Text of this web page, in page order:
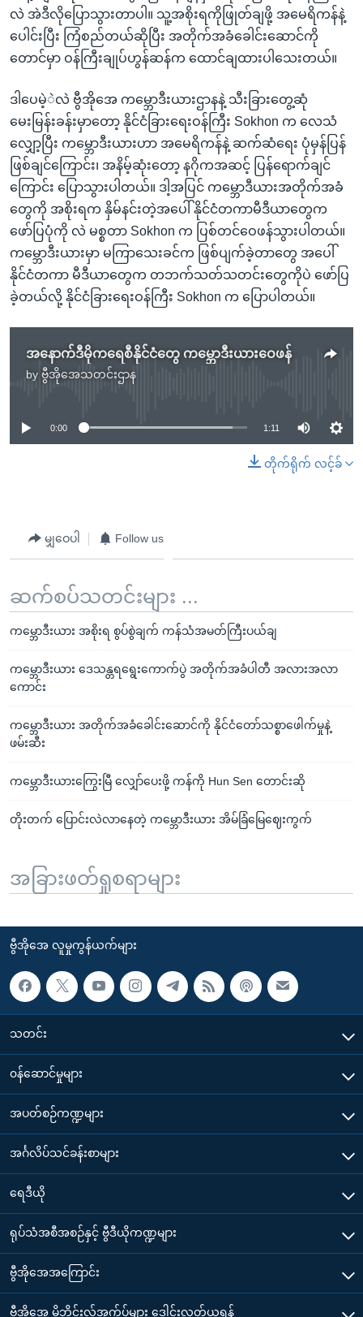
လဲ အဲဒီလိုပြောသွားတာပါ။ သူ့အစိုးရကိုဖြုတ်ချဖို့ အမေရိကန်နဲ့
ပေါင်းပြီး ကြံစည်တယ်ဆိုပြီး အတိုက်အခံခေါင်းဆောင်ကို
တောင်မှာ ဝန်ကြီးချုပ်ဟွန်ဆန်က ထောင်ချထားပါသေးတယ်။
ဒါပေမဲ့ဲလဲ ဗွီအိုအေ ကမ္ဘောဒီးယားဌာနနဲ့ သီးခြားတွေ့ဆုံ
မေးမြန်းခန်းမှာတော့ နိုင်ငံခြားရေးဝန်ကြီး Sokhon က လေသံ
လျှော့ပြီး ကမ္ဘောဒီးယားဟာ အမေရိကန်နဲ့ ဆက်ဆံရေး ပုံမှန်ပြန်
ဖြစ်ချင်ကြောင်း၊ အနိမ့်ဆုံးတော့ နဂိုကအဆင့် ပြန်ရောက်ချင်
ကြောင်း ပြောသွားပါတယ်။ ဒါ့အပြင် ကမ္ဘောဒီယားအတိုက်အခံ
တွေကို အစိုးရက နှိမ်နင်းတဲ့အပေါ် နိုင်ငံတကာမီဒီယာတွေက
ဖော်ပြပုံကို လဲ မစ္စတာ Sokhon က ပြစ်တင်ဝေဖန်သွားပါတယ်။
ကမ္ဘောဒီးယားမှာ မကြာသေးခင်က ဖြစ်ပျက်ခဲ့တာတွေ အပေါ်
နိုင်ငံတကာ မီဒီယာတွေက တဘက်သတ်သတင်းတွေကိုပဲ ဖော်ပြ
ခဲ့တယ်လို့ နိုင်ငံခြားရေးဝန်ကြီး Sokhon က ပြောပါတယ်။
အနောက်ဒီမိုကရေစီနိုင်ငံတွေ ကမ္ဘောဒီးယားဝေဖန်
by ဗွီအိုအေသတင်းဌာန
No media source currently available
0:00 1:11
တိုက်ရိုက် လင့်ခ်
မျှဝေပါ Follow us
ဆက်စပ်သတင်းများ ...
ကမ္ဘောဒီးယား အစိုးရ စွပ်စွဲချက် ကန်သံအမတ်ကြီးပယ်ချ
ကမ္ဘောဒီးယား ဒေသန္တရရွေးကောက်ပွဲ အတိုက်အခံပါတီ အလားအလာ
ကောင်း
ကမ္ဘောဒီးယား အတိုက်အခံခေါင်းဆောင်ကို နိုင်ငံတော်သစ္စာဖေါက်မှုနဲ့
ဖမ်းဆီး
ကမ္ဘောဒီးယားကြွေးမြီ လျှော်ပေးဖို့ ကန်ကို Hun Sen တောင်းဆို
တိုးတက် ပြောင်းလဲလာနေတဲ့ ကမ္ဘောဒီးယား အိမ်ခြံမြေဈေးကွက်
အခြားဖတ်ရှုစရာများ
ဗွီအိုအေ လူမှုကွန်ယက်များ
သတင်း
၀န်ဆောင်မှုများ
အပတ်စဉ်ကဏ္ဍများ
အင်္ဂလိပ်သင်ခန်းစာများ
ရေဒီယို
ရုပ်သံအစီအစဉ်နှင့် ဗွီဒီယိုကဏ္ဍများ
ဗွီအိုအေအကြောင်း
ဗွီအိုအေ မိုဘိုင်းလ်အက်ပ်များ ဒေါင်းလုတ်ယူရန်